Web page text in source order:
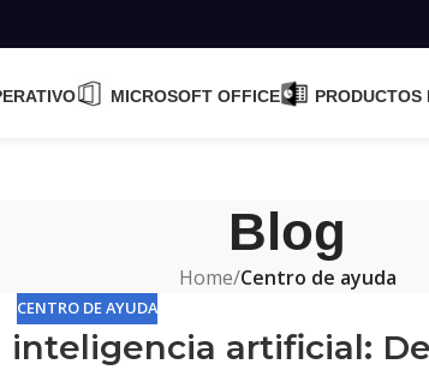
MICROSOFT OFFICE PRODUCTOS
Blog
Home/Centro de ayuda
CENTRO DE AYUDA
inteligencia artificial: